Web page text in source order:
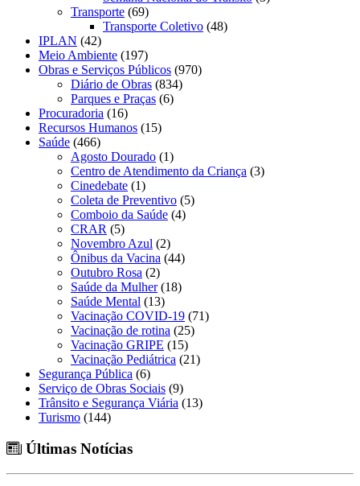
Transporte (69)
Transporte Coletivo (48)
IPLAN (42)
Meio Ambiente (197)
Obras e Serviços Públicos (970)
Diário de Obras (834)
Parques e Praças (6)
Procuradoria (16)
Recursos Humanos (15)
Saúde (466)
Agosto Dourado (1)
Centro de Atendimento da Criança (3)
Cinedebate (1)
Coleta de Preventivo (5)
Comboio da Saúde (4)
CRAR (5)
Novembro Azul (2)
Ônibus da Vacina (44)
Outubro Rosa (2)
Saúde da Mulher(18)
Saúde Mental (13)
Vacinação COVID-19 (71)
Vacinação de rotina (25)
Vacinação GRIPE (15)
Vacinação Pediátrica (21)
Segurança Pública (6)
Serviço de Obras Sociais (9)
Trânsito e Segurança Viária (13)
Turismo (144)
Últimas Notícias